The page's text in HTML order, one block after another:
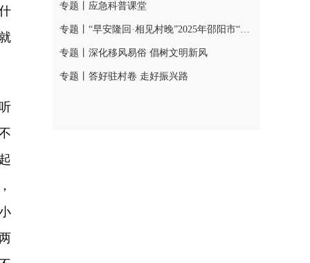
专题丨应急科普课堂
专题丨“早安隆回·相见村晚”2025年邵阳市“我们的节日·春节”村晚示范展示活动
专题丨深化移风易俗 倡树文明新风
专题丨答好驻村卷 走好振兴路